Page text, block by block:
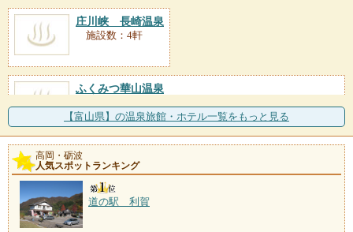
庄川峡 長崎温泉
施設数：4軒
ふくみつ華山温泉
立山連峰を望む田園の高台に建つ一軒宿が湯元。のど
かな村の風景を見渡す展
川合田温泉
施設数：1軒
【富山県】の温泉旅館・ホテル一覧をもっと見る
高岡・砺波
人気スポットランキング
道の駅 利賀